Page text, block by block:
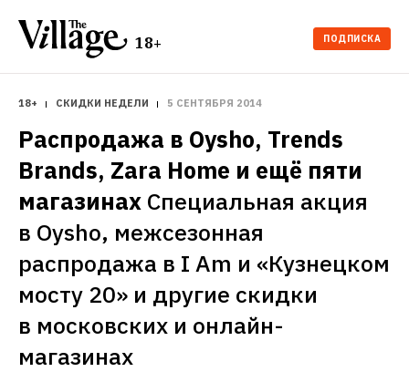
18+ ПОДПИСКА
18+ СКИДКИ НЕДЕЛИ 5 СЕНТЯБРЯ 2014
Распродажа в Oysho, Trends
Brands, Zara Home и ещё пяти
магазинах Специальная акция
в Oysho, межсезонная
распродажа в I Am и «Кузнецком
мосту 20» и другие скидки
в московских и онлайн-
магазинах